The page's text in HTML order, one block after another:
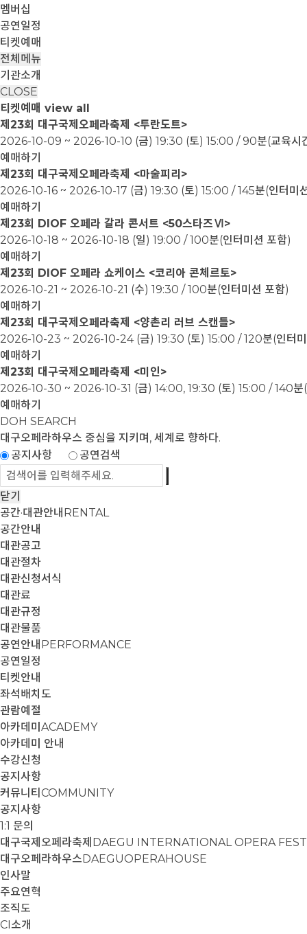
멤버십
공연일정
티켓예매
전체메뉴
기관소개
CLOSE
티켓예매 view all
제23회 대구국제오페라축제 <투란도트>
2026-10-09 ~ 2026-10-10 (금) 19:30 (토) 15:00 / 90분(교육시
예매하기
제23회 대구국제오페라축제 <마술피리>
2026-10-16 ~ 2026-10-17 (금) 19:30 (토) 15:00 / 145분(인터미
예매하기
제23회 DIOF 오페라 갈라 콘서트 <50스타즈Ⅵ>
2026-10-18 ~ 2026-10-18 (일) 19:00 / 100분(인터미션 포함)
예매하기
제23회 DIOF 오페라 쇼케이스 <코리아 콘체르토>
2026-10-21 ~ 2026-10-21 (수) 19:30 / 100분(인터미션 포함)
예매하기
제23회 대구국제오페라축제 <양촌리 러브 스캔들>
2026-10-23 ~ 2026-10-24 (금) 19:30 (토) 15:00 / 120분(인터
예매하기
제23회 대구국제오페라축제 <미인>
2026-10-30 ~ 2026-10-31 (금) 14:00, 19:30 (토) 15:00 / 140분
예매하기
DOH SEARCH
대구오페라하우스 중심을 지키며, 세계로 향하다.
공지사항
공연검색
닫기
공간·대관안내 RENTAL
공간안내
대관공고
대관절차
대관신청서식
대관료
대관규정
대관물품
공연안내 PERFORMANCE
공연일정
티켓안내
좌석배치도
관람예절
아카데미 ACADEMY
아카데미 안내
수강신청
공지사항
커뮤니티 COMMUNITY
공지사항
1:1 문의
대구국제오페라축제 DAEGU INTERNATIONAL OPERA
대구오페라하우스DAEGUOPERAHOUSE
인사말
주요연혁
조직도
CI소개